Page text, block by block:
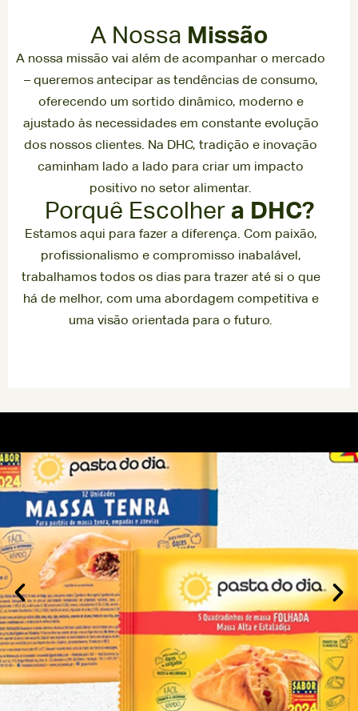
A Nossa Missão
A nossa missão vai além de acompanhar o mercado
– queremos antecipar as tendências de consumo,
oferecendo um sortido dinâmico, moderno e
ajustado às necessidades em constante evolução
dos nossos clientes. Na DHC, tradição e inovação
caminham lado a lado para criar um impacto
positivo no setor alimentar.
Porquê Escolher a DHC?
Estamos aqui para fazer a diferença. Com paixão,
profissionalismo e compromisso inabalável,
trabalhamos todos os dias para trazer até si o que
há de melhor, com uma abordagem competitiva e
uma visão orientada para o futuro.